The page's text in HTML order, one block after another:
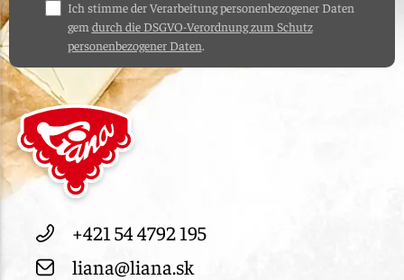
Ich stimme der Verarbeitung personenbezogener Daten
gem durch die DSGVO-Verordnung zum Schutz
personenbezogener Daten.
+421 54 4792 195
liana@liana.sk